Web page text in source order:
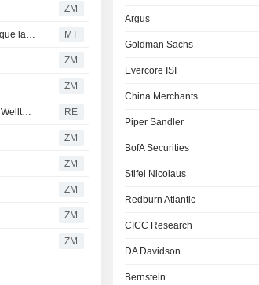
ZM
Le redressement d'Estee Lauder progresse, mais le dossier Puig complique la donne, selon Morgan Stanley MT
ZM
ZM
Synthèse de la recherche aux États-Unis - Alphabet, Colgate-Palmolive, Welltower RE
ZM
ZM
ZM
ZM
ZM
Argus
Goldman Sachs
Evercore ISI
China Merchants
Piper Sandler
BofA Securities
Stifel Nicolaus
Redburn Atlantic
CICC Research
DA Davidson
Bernstein